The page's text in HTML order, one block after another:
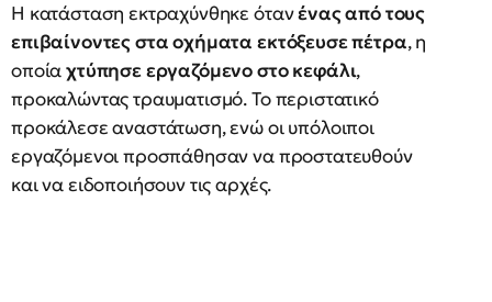
Η κατάσταση εκτραχύνθηκε ότανένας από τους
επιβαίνοντες στα οχήματα εκτόξευσε πέτρα, η
οποίαχτύπησε εργαζόμενο στο κεφάλι,
προκαλώντας τραυματισμό. Το περιστατικό
προκάλεσε αναστάτωση, ενώ οι υπόλοιποι
εργαζόμενοι προσπάθησαν να προστατευθούν
και να ειδοποιήσουν τις αρχές.